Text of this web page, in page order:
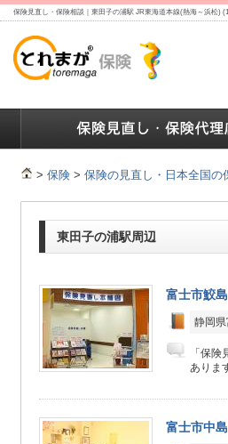
保険見直し・保険相談｜東田子の浦駅 JR東海道本線(熱海～浜松)
> 保険 > 保険の見直し・日本全国の
東田子の浦駅周辺
富士市鮫
静岡
「保
ありま
富士市中